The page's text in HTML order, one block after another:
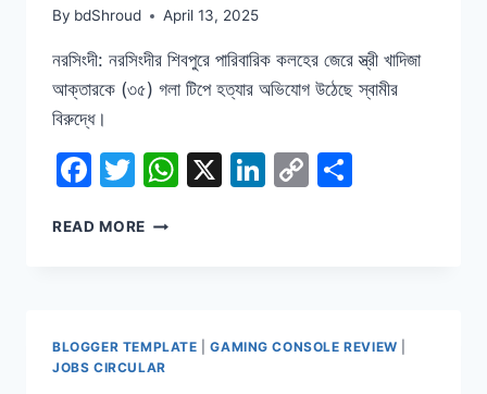
By bdShroud April 13, 2025
নরসিংদী: নরসিংদীর শিবপুরে পারিবারিক কলহের জেরে স্ত্রী খাদিজা
আক্তারকে (৩৫) গলা টিপে হত্যার অভিযোগ উঠেছে স্বামীর
বিরুদ্ধে।
Facebook
Twitter
WhatsApp
X LinkedIn
Copy
READ MORE শিবপুরে
স্বামী
BLOGGER TEMPLATE |GAMING CONSOLE REVIEW
JOBS CIRCULAR